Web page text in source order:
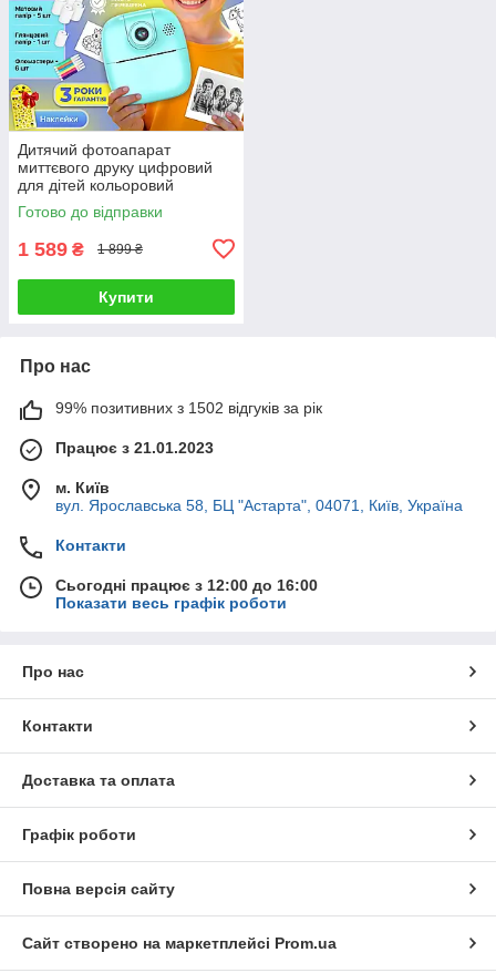
Дитячий фотоапарат
миттєвого друку цифровий
для дітей кольоровий
компактний легкий термодрук
17в1
Готово до відправки
1 589 ₴ 1 899 ₴
Купити
Про нас
99% позитивних з 1502 відгуків за рік
Працює з 21.01.2023
м. Київ
вул. Ярославська 58, БЦ "Астарта", 04071, Київ, Україна
Контакти
Сьогодні працює з 12:00 до 16:00
Показати весь графік роботи
Про нас
Контакти
Доставка та оплата
Графік роботи
Повна версія сайту
Сайт створено на маркетплейсі Prom.ua